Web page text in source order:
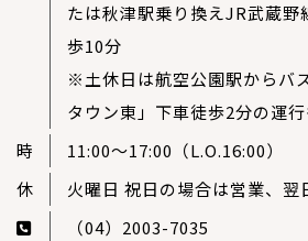
たは秋津駅乗り換えJR武蔵野
歩10分
※土休日は航空公園駅からバ
タウン東」下車徒歩2分の運行
時
11:00〜17:00（L.O.16:00）
休
火曜日 祝日の場合は営業、翌
（04）2003-7035